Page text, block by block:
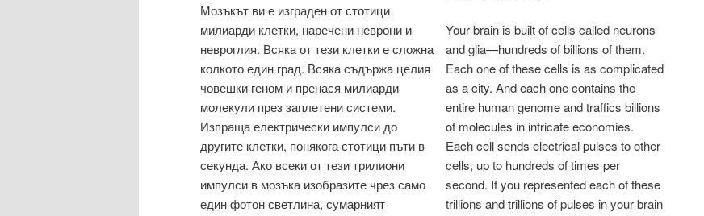
Мозъкът ви е изграден от стотици
милиарди клетки, наречени неврони и
невроглия. Всяка от тези клетки е сложна
колкото един град. Всяка съдържа целия
човешки геном и пренася милиарди
молекули през заплетени системи.
Изпраща електрически импулси до
другите клетки, понякога стотици пъти в
секунда. Ако всеки от тези трилиони
импулси в мозъка изобразите чрез само
един фотон светлина, сумарният
Your brain is built of cells called neurons
and glia—hundreds of billions of them.
Each one of these cells is as complicated
as a city. And each one contains the
entire human genome and traffics billions
of molecules in intricate economies.
Each cell sends electrical pulses to other
cells, up to hundreds of times per
second. If you represented each of these
trillions and trillions of pulses in your brain